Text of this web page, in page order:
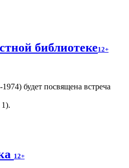
библиотеке12+
будет посвящена встреча
12+